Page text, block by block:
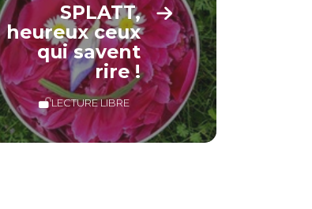
SPLATT,
heureux ceux
qui savent
rire !
LECTURE LIBRE